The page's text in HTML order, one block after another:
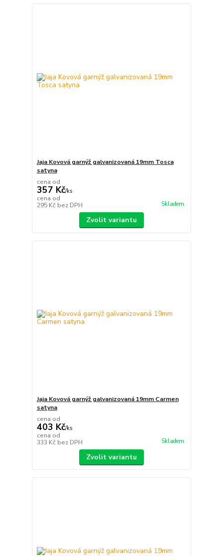
Jaja Kovová garnýž galvanizovaná 19mm Tosca
satyna
cena od
357 Kč/ks
cena od
295 Kč bez DPH Skladem
Zvolit variantu
Jaja Kovová garnýž galvanizovaná 19mm Carmen
satyna
cena od
403 Kč/ks
cena od
333 Kč bez DPH Skladem
Zvolit variantu